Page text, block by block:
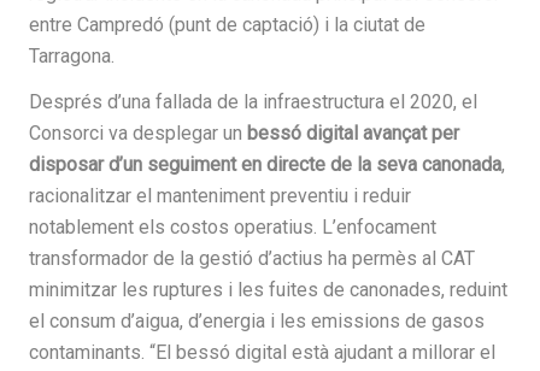
entre Campredó (punt de captació) i la ciutat de
Tarragona.
Després d’una fallada de la infraestructura el 2020, el
Consorci va desplegar un bessó digital avançat per
disposar d’un seguiment en directe de la seva canonada,
racionalitzar el manteniment preventiu i reduir
notablement els costos operatius. L’enfocament
transformador de la gestió d’actius ha permès al CAT
minimitzar les ruptures i les fuites de canonades, reduint
el consum d’aigua, d’energia i les emissions de gasos
contaminants. “El bessó digital està ajudant a millorar el